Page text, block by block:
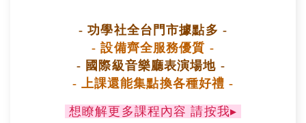
- 功學社全台門市據點多 -
- 設備齊全服務優質 -
- 國際級音樂廳表演場地 -
- 上課還能集點換各種好禮 -
想瞭解更多課程內容 請按我▸